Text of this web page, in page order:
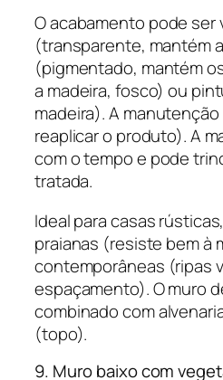
O acabamento pode ser
(transparente, mantém
(pigmentado, mantém
a madeira, fosco) ou
madeira). A
reaplicar o produto). A
com o tempo e pode
tratada.
Ideal para casas
praianas (resiste bem à
contemporâneas (ripas
espaçamento). O muro
combinado com
(topo).
9. Muro baixo com